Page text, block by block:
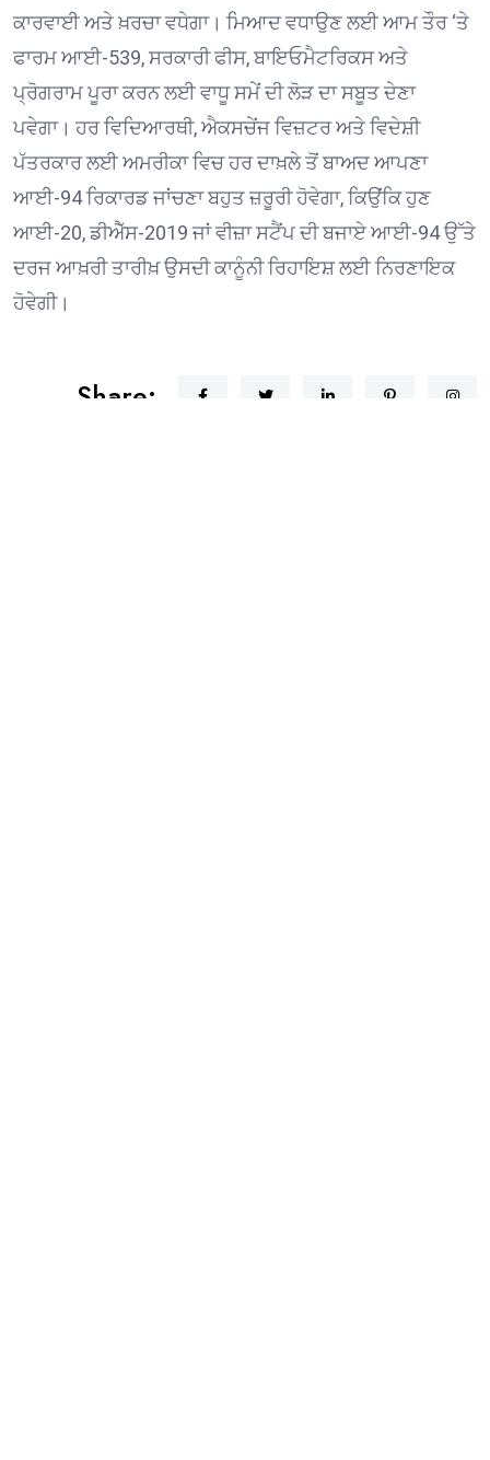
ਕਾਰਵਾਈ ਅਤੇ ਖ਼ਰਚਾ ਵਧੇਗਾ। ਮਿਆਦ ਵਧਾਉਣ ਲਈ ਆਮ ਤੌਰ ‘ਤੇ
ਫਾਰਮ ਆਈ-539, ਸਰਕਾਰੀ ਫੀਸ, ਬਾਇਓਮੈਟਰਿਕਸ ਅਤੇ
ਪ੍ਰੋਗਰਾਮ ਪੂਰਾ ਕਰਨ ਲਈ ਵਾਧੂ ਸਮੇਂ ਦੀ ਲੋੜ ਦਾ ਸਬੂਤ ਦੇਣਾ
ਪਵੇਗਾ। ਹਰ ਵਿਦਿਆਰਥੀ, ਐਕਸਚੇਂਜ ਵਿਜ਼ਟਰ ਅਤੇ ਵਿਦੇਸ਼ੀ
ਪੱਤਰਕਾਰ ਲਈ ਅਮਰੀਕਾ ਵਿਚ ਹਰ ਦਾਖ਼ਲੇ ਤੋਂ ਬਾਅਦ ਆਪਣਾ
ਆਈ-94 ਰਿਕਾਰਡ ਜਾਂਚਣਾ ਬਹੁਤ ਜ਼ਰੂਰੀ ਹੋਵੇਗਾ, ਕਿਉਂਕਿ ਹੁਣ
ਆਈ-20, ਡੀਐੱਸ-2019 ਜਾਂ ਵੀਜ਼ਾ ਸਟੈਂਪ ਦੀ ਬਜਾਏ ਆਈ-94 ਉੱਤੇ
ਦਰਜ ਆਖ਼ਰੀ ਤਾਰੀਖ਼ ਉਸਦੀ ਕਾਨੂੰਨੀ ਰਿਹਾਇਸ਼ ਲਈ ਨਿਰਣਾਇਕ
ਹੋਵੇਗੀ।
Share: